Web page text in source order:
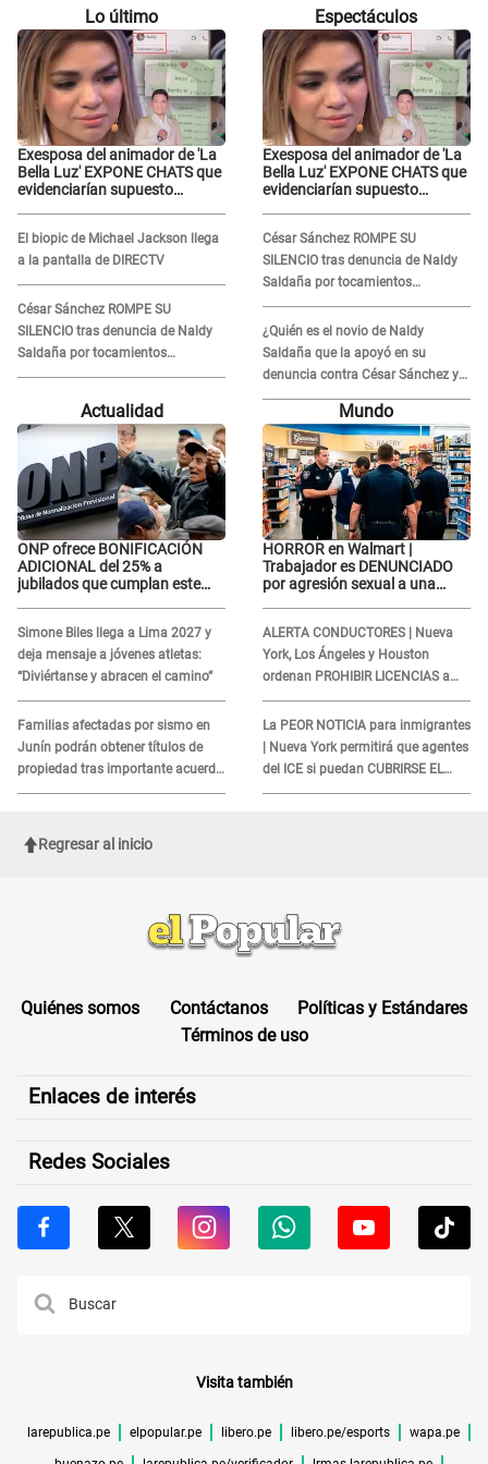
Lo último
Exesposa del animador de 'La
Bella Luz' EXPONE CHATS que
evidenciarían supuesto
pareja
El biopic de Michael Jackson llega
a la pantalla de DIRECTV
César Sánchez ROMPE SU
SILENCIO tras denuncia de Naldy
Saldaña por tocamientos
indebidos: "Pido respetar la
Espectáculos
Exesposa del animador de 'La
Bella Luz' EXPONE CHATS que
evidenciarían supuesto
pareja
César Sánchez ROMPE SU
SILENCIO tras denuncia de Naldy
Saldaña por tocamientos
indebidos: "Pido respetar la
presunción de inocencia"
¿Quién es el novio de Naldy
Saldaña que la apoyó en su
denuncia contra César Sánchez y
confrontó al dueño de 'La Bella
Actualidad
ONP ofrece BONIFICACIÓN
ADICIONAL del 25% a
jubilados que cumplan este
Simone Biles llega a Lima 2027 y
deja mensaje a jóvenes atletas:
“Diviértanse y abracen el camino”
Familias afectadas por sismo en
Junín podrán obtener títulos de
propiedad tras importante acuerdo
de Cofopri
Mundo
HORROR en Walmart |
Trabajador es DENUNCIADO
por agresión sexual a una
ALERTA CONDUCTORES | Nueva
York, Los Ángeles y Houston
ordenan PROHIBIR LICENCIAS a
quienes no presenten ESTE
DOCUMENTO
La PEOR NOTICIA para inmigrantes
| Nueva York permitirá que agentes
del ICE si puedan CUBRIRSE EL
ROSTRO
Regresar al inicio
Quiénes somos Contáctanos
Políticas y Estándares
Términos de uso
Enlaces de interés
Redes Sociales
Visita también
larepublica.pe elpopular.pe libero.pe libero.pe/esports wapa.pe